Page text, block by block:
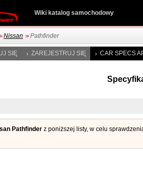
Wiki katalog samochodowy
Nissan >> Pathfinder
SIĘ ZAREJESTRUJ SIĘ CAR SPECS
Pathfinder z poniższej listy, w celu